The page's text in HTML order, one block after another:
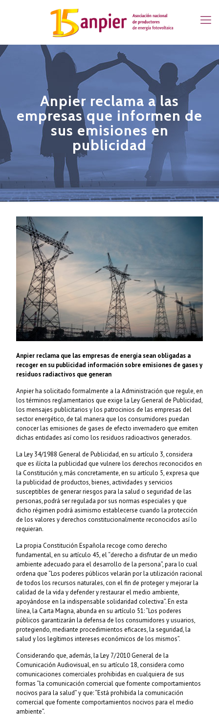
Anpier reclama a las
empresas que informen de
sus emisiones en
publicidad
Anpier reclama que las empresas de energía sean obligadas a
recoger en su publicidad información sobre emisiones de gases y
residuos radiactivos que generan
Anpier ha solicitado formalmente a la Administración que regule, en
los términos reglamentarios que exige la Ley General de Publicidad,
los mensajes publicitarios y los patrocinios de las empresas del
sector energético, de tal manera que los consumidores puedan
conocer las emisiones de gases de efecto invernadero que emiten
dichas entidades así como los residuos radioactivos generados.
La Ley 34/1988 General de Publicidad, en su artículo 3, considera
que es ilícita la publicidad que vulnere los derechos reconocidos en
la Constitución y, más concretamente, en su artículo 5, expresa que
la publicidad de productos, bienes, actividades y servicios
susceptibles de generar riesgos para la salud o seguridad de las
personas, podrá ser regulada por sus normas especiales y que
dicho régimen podrá asimismo establecerse cuando la protección
de los valores y derechos constitucionalmente reconocidos así lo
requieran.
La propia Constitución Española recoge como derecho
fundamental, en su artículo 45, el “derecho a disfrutar de un medio
ambiente adecuado para el desarrollo de la persona”, para lo cual
ordena que “Los poderes públicos velarán por la utilización racional
de todos los recursos naturales, con el fin de proteger y mejorar la
calidad de la vida y defender y restaurar el medio ambiente,
apoyándose en la indispensable solidaridad colectiva”. En esta
línea, la Carta Magna, abunda en su artículo 51: “Los poderes
públicos garantizarán la defensa de los consumidores y usuarios,
protegiendo, mediante procedimientos eficaces, la seguridad, la
salud y los legítimos intereses económicos de los mismos”.
Considerando que, además, la Ley 7/2010 General de la
Comunicación Audiovisual, en su artículo 18, considera como
comunicaciones comerciales prohibidas en cualquiera de sus
formas “la comunicación comercial que fomente comportamientos
nocivos para la salud” y que: “Está prohibida la comunicación
comercial que fomente comportamientos nocivos para el medio
ambiente”.